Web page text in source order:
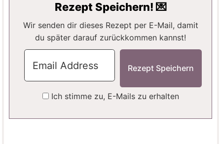
N
N
E
Rezept Speichern! 💌
Wir senden dir dieses Rezept per E-Mail, damit
du später darauf zurückkommen kannst!
Ich stimme zu, E-Mails zu erhalten